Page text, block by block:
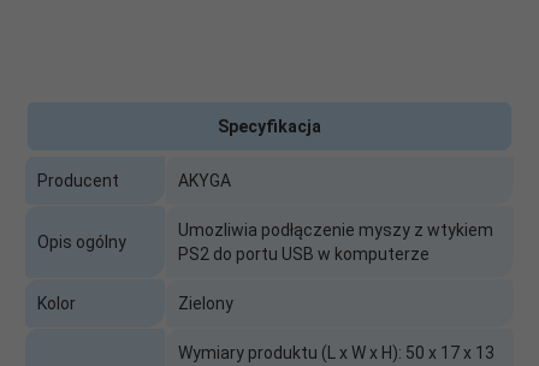
Specyfikacja
Producent AKYGA
Opis ogólny
Umozliwia podłączenie myszy z wtykiem
PS2 do portu USB w komputerze
Kolor Zielony
Wymiary produktu (L x W x H): 50 x 17 x 13